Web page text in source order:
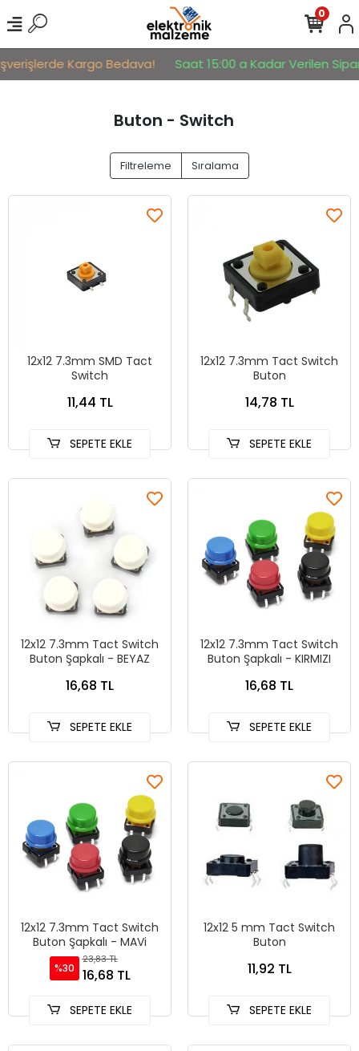
Kargo Bedava! Saat 15:00 a Kadar Verilen
0
Buton - Switch
Filtreleme Sıralama
12x12 7.3mm SMD Tact
Switch
11,44 TL
SEPETE EKLE
12x12 7.3mm Tact Switch
Buton
14,78 TL
SEPETE EKLE
12x12 7.3mm Tact Switch
Buton Şapkalı - BEYAZ
16,68 TL
SEPETE EKLE
12x12 7.3mm Tact Switch
Buton Şapkalı - KIRMIZI
16,68 TL
SEPETE EKLE
12x12 7.3mm Tact Switch
Buton Şapkalı - MAVi
%30
23,83 TL
16,68 TL
SEPETE EKLE
12x12 5 mm Tact Switch
Buton
11,92 TL
SEPETE EKLE